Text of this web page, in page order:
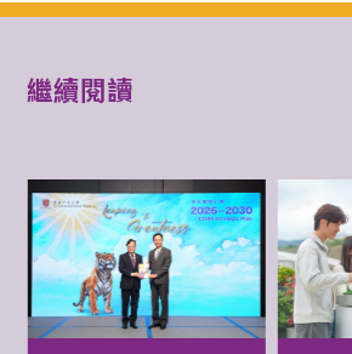
繼續閱讀